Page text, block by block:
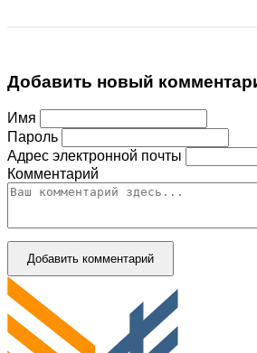
Добавить новый
Имя
Пароль
Адрес электронной почты
Комментарий
Добавить комментарий